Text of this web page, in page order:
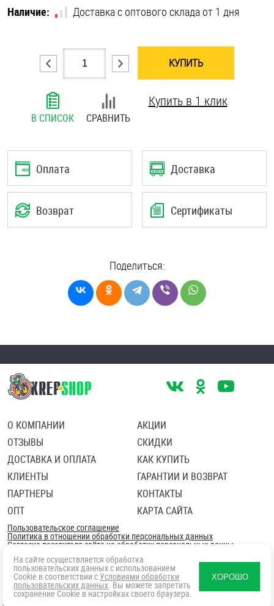
Шайбы
Шпильки
Шплинты
Штифты и пальцы
Наличие:
Доставка с оптового склада от 1 дня
КУПИТЬ
В СПИСОК СРАВНИТЬ
Купить в 1 клик
Оплата Доставка
Возврат Сертификаты
Поделиться:
О КОМПАНИИ
ОТЗЫВЫ
ДОСТАВКА И ОПЛАТА
КЛИЕНТЫ
ПАРТНЕРЫ
ОПТ
АКЦИИ
СКИДКИ
КАК КУПИТЬ
ГАРАНТИИ И ВОЗВРАТ
КОНТАКТЫ
КАРТА САЙТА
Пользовательское соглашение
Политика в отношении обработки персональных данных
Согласие посетителя сайта на обработку персональных данны
На сайте осуществляется обработка
пользовательских данных с использованием
Cookie в соответствии с Условиями обработки
пользовательских данных. Вы можете запретить
сохранение Cookie в настройках своего браузера.
ХОРОШО